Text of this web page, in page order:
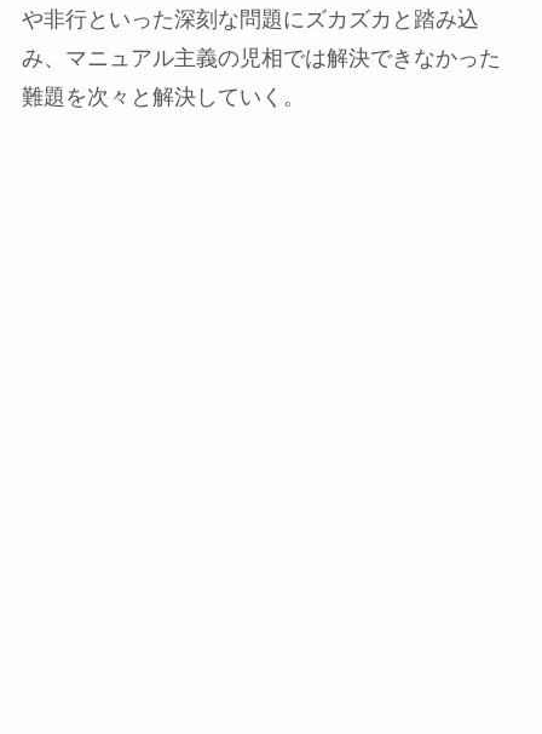
や非行といった深刻な問題にズカズカと踏み込
み、マニュアル主義の児相では解決できなかった
難題を次々と解決していく。